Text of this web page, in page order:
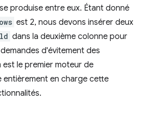
produise entre eux. Étant donné
est 2, nous devons insérer deux
dans la deuxième colonne pour
d'évitement des
le premier moteur de
entièrement en charge cette